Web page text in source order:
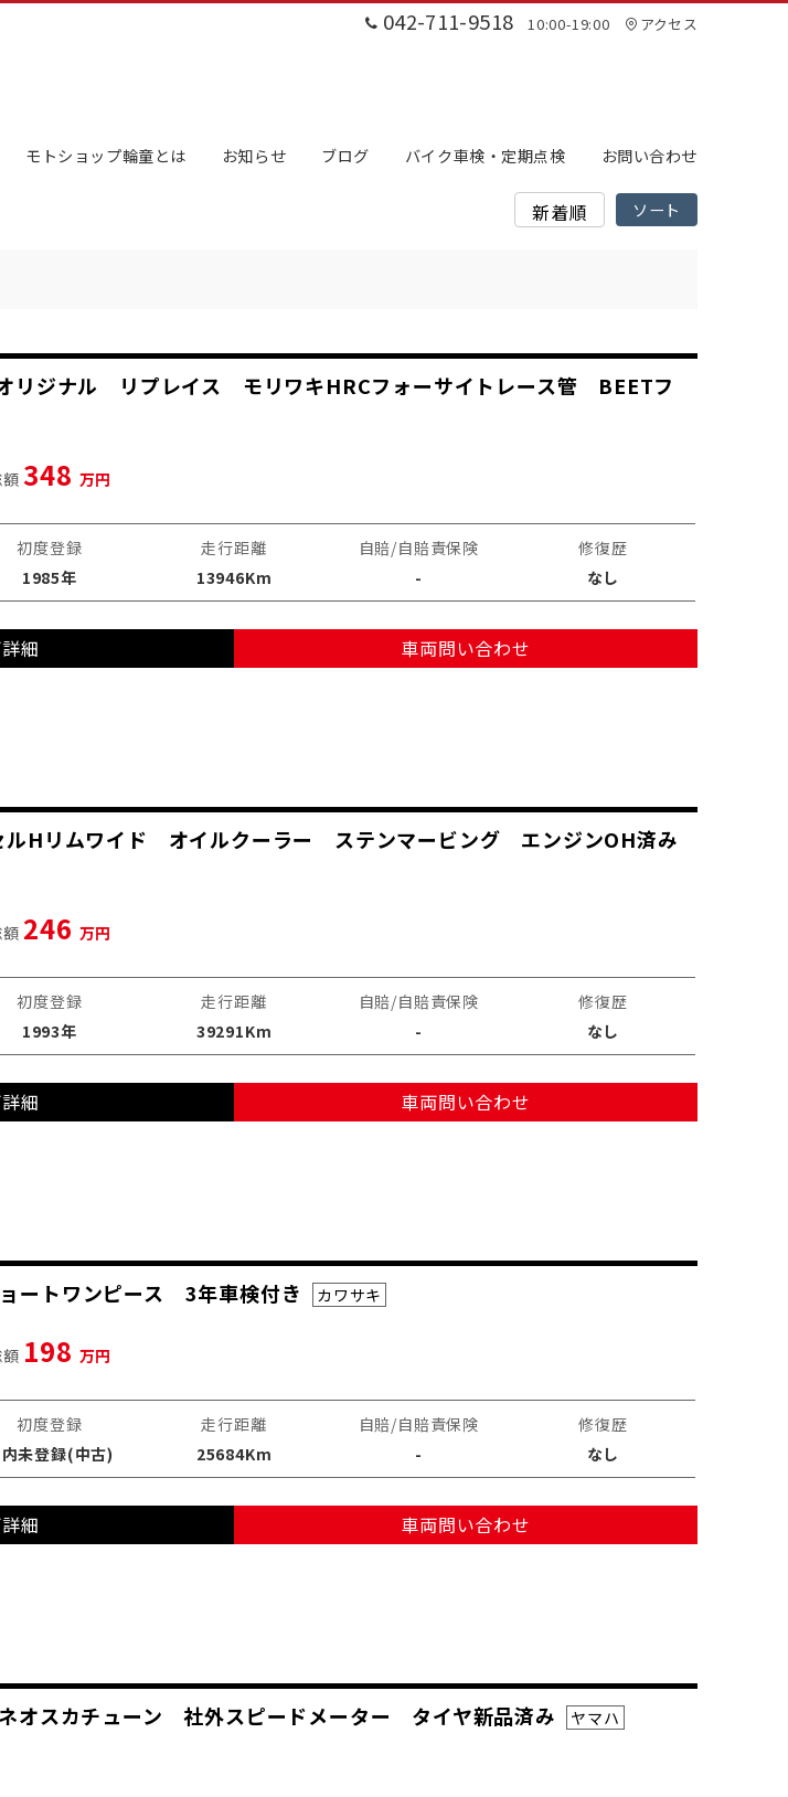
042-711-9518 10:00-19:00 アクセス
モトショップ輪童とは お知らせ ブログ バイク車検・定期点検 お問い合わせ
ジナル リプレイス モリワキHRCフォーサイトレース管 BEETフ
348 万円
初度登録
1985年
走行距離
13946Km
自賠/自賠責保険
-
修復歴
なし
細 車両問い合わせ
Hリムワイド オイルクーラー ステンマービング エンジンOH済み
246 万円
初度登録
1993年
走行距離
39291Km
自賠/自賠責保険
-
修復歴
なし
細 車両問い合わせ
トワンピース 3年車検付き カワサキ
198 万円
初度登録
未登録(中古)
走行距離
25684Km
自賠/自賠責保険
-
修復歴
なし
細 車両問い合わせ
オスカチューン 社外スピードメーター タイヤ新品済み ヤマハ